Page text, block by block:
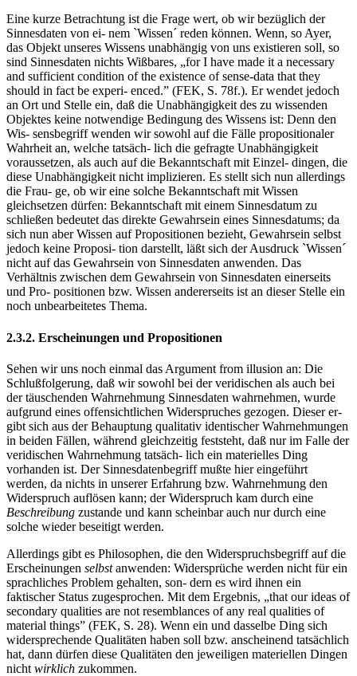
Eine kurze Betrachtung ist die Frage wert, ob wir bezüglich der
Sinnesdaten von ei- nem `Wissen´ reden können. Wenn, so Ayer,
das Objekt unseres Wissens unabhängig von uns existieren soll, so
sind Sinnesdaten nichts Wißbares, „for I have made it a necessary
and sufficient condition of the existence of sense-data that they
should in fact be experi- enced.” (FEK, S. 78f.). Er wendet jedoch
an Ort und Stelle ein, daß die Unabhängigkeit des zu wissenden
Objektes keine notwendige Bedingung des Wissens ist: Denn den
Wis- sensbegriff wenden wir sowohl auf die Fälle propositionaler
Wahrheit an, welche tatsäch- lich die gefragte Unabhängigkeit
voraussetzen, als auch auf die Bekanntschaft mit Einzel- dingen, die
diese Unabhängigkeit nicht implizieren. Es stellt sich nun allerdings
die Frau- ge, ob wir eine solche Bekanntschaft mit Wissen
gleichsetzen dürfen: Bekanntschaft mit einem Sinnesdatum zu
schließen bedeutet das direkte Gewahrsein eines Sinnesdatums; da
sich nun aber Wissen auf Propositionen bezieht, Gewahrsein selbst
jedoch keine Proposi- tion darstellt, läßt sich der Ausdruck `Wissen´
nicht auf das Gewahrsein von Sinnesdaten anwenden. Das
Verhältnis zwischen dem Gewahrsein von Sinnesdaten einerseits
und Pro- positionen bzw. Wissen andererseits ist an dieser Stelle ein
noch unbearbeitetes Thema.
2.3.2. Erscheinungen und Propositionen
Sehen wir uns noch einmal das Argument from illusion an: Die
Schlußfolgerung, daß wir sowohl bei der veridischen als auch bei
der täuschenden Wahrnehmung Sinnesdaten wahrnehmen, wurde
aufgrund eines offensichtlichen Widerspruches gezogen. Dieser er-
gibt sich aus der Behauptung qualitativ identischer Wahrnehmungen
in beiden Fällen, während gleichzeitig feststeht, daß nur im Falle der
veridischen Wahrnehmung tatsäch- lich ein materielles Ding
vorhanden ist. Der Sinnesdatenbegriff mußte hier eingeführt
werden, da nichts in unserer Erfahrung bzw. Wahrnehmung den
Widerspruch auflösen kann; der Widerspruch kam durch eine
Beschreibung zustande und kann scheinbar auch nur durch eine
solche wieder beseitigt werden.
Allerdings gibt es Philosophen, die den Widerspruchsbegriff auf die
Erscheinungen selbstanwenden: Widersprüche werden nicht für ein
sprachliches Problem gehalten, son- dern es wird ihnen ein
faktischer Status zugesprochen. Mit dem Ergebnis, „that our ideas of
secondary qualities are not resemblances of any real qualities of
material things” (FEK, S. 28). Wenn ein und dasselbe Ding sich
widersprechende Qualitäten haben soll bzw. anscheinend tatsächlich
hat, dann dürfen diese Qualitäten den jeweiligen materiellen Dingen
nicht wirklich zukommen.